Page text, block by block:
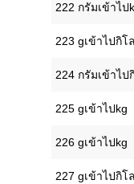
222 กรัมเข้าไป
223 gเข้าไปกิโ
224 กรัมเข้าไป
225 gเข้าไปkg
226 gเข้าไปkg
227 gเข้าไปกิโ